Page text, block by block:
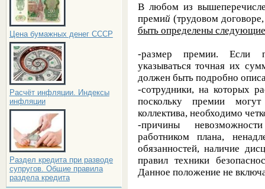
Цена бумажных денег СССР
Расчёт инфляции. Индексы
инфляции
Раздел кредита при разводе
супругов. Общие правила
раздела кредита
В любом из
премий (трудовом
быть определены
-размер премии. Если
указываться точная их
должен быть подробно
-сотрудники, на которых
поскольку премии
коллектива, необходимо
-причины
работником плана,
обязанностей, наличие
правил техники
Данное положение не